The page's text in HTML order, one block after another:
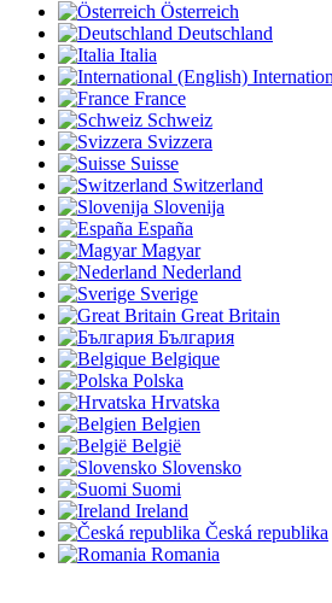
Österreich
Deutschland
Italia
France
Schweiz
Svizzera
Suisse
Switzerland
Slovenija
España
Magyar
Nederland
Sverige
Great Britain
България
Belgique
Polska
Hrvatska
Belgien
België
Slovensko
Suomi
Ireland
Česká republika
Romania